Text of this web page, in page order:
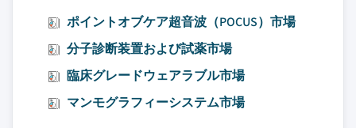
ポイントオブケア超音波（POCUS）市場
分子診断装置および試薬市場
臨床グレードウェアラブル市場
マンモグラフィーシステム市場